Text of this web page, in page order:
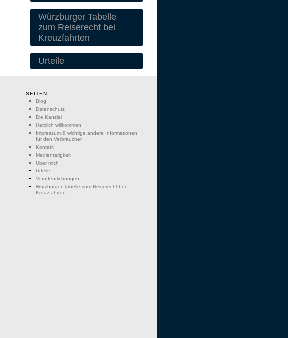
Würzburger Tabelle
zum Reiserecht bei
Kreuzfahrten
Urteile
SEITEN
Blog
Datenschutz
Die Kanzlei
Herzlich willkommen
Impressum & wichtige andere Informationen
für den Verbraucher
Kontakt
Medientätigkeit
Über mich
Urteile
Veröffentlichungen
Würzburger Tabelle zum Reiserecht bei
Kreuzfahrten